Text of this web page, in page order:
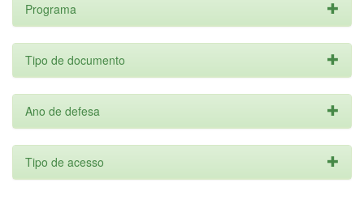
Programa
Tipo de documento
Ano de defesa
Tipo de acesso